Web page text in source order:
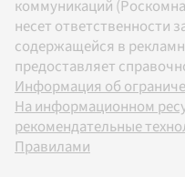
коммуникаций
несет ответственности
содержащейся в
предоставляет
Информация об
На информационном
рекомендательные
Правилами